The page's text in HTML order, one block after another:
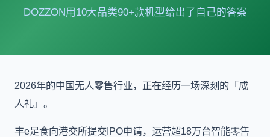
DOZZON用10大品类90+款机型给出了自己的答案
2026年的中国无人零售行业，正在经历一场深刻的「成
人礼」。
丰e足食向港交所提交IPO申请，运营超18万台智能零售